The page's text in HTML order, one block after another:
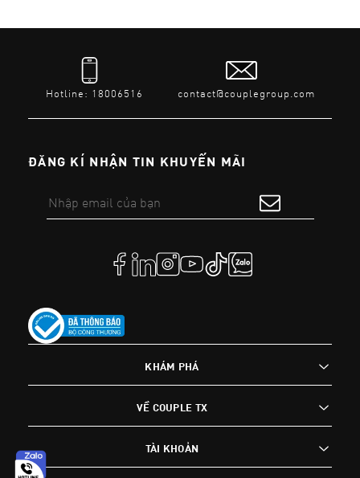
Hotline: 18006516 contact@couplegroup.com
ĐĂNG KÍ NHẬN TIN KHUYẾN MÃI
KHÁM PHÁ
VỀ COUPLE TX
TÀI KHOẢN